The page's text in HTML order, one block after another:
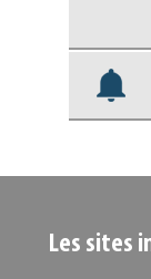
Les sites